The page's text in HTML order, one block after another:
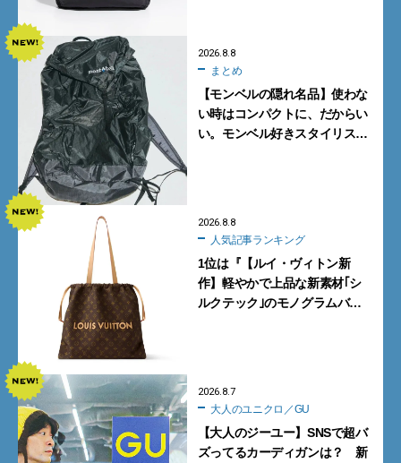
2026.8.8
まとめ
【モンベルの隠れ名品】使わな
い時はコンパクトに、だからい
い。モンベル好きスタイリスト
2026.8.8
人気記事ランキング
1位は『【ルイ・ヴィトン新
作】軽やかで上品な新素材｢シ
ルクテック｣のモノグラムバッ
2026.8.7
大人のユニクロ／GU
【大人のジーユー】SNSで超バ
ズってるカーディガンは？ 新